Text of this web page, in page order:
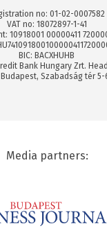
no: 01-02-0007582
VAT no: 18072897-1-41
10918001 00000411
BIC: BACXHUHB
Bank Hungary Zrt.
Budapest, Szabadság tér 5-
Media partners: